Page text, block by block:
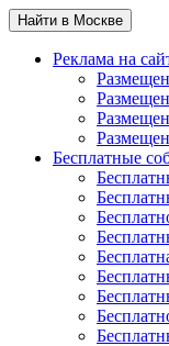
Найти в Москве
Реклама на
Бесплатные